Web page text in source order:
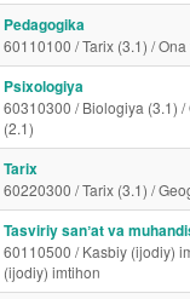
Pedagogika
60110100 / Tarix (3.1) /
Psixologiya
60310300 / Biologiya (3.1)
(2.1)
Tarix
60220300 / Tarix (3.1) /
Tasviriy sanʼat va
60110500 / Kasbiy (ijodiy)
(ijodiy) imtihon